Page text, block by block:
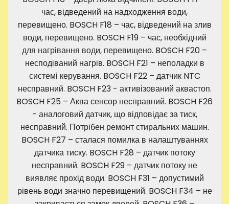
час, відведений на надходження води,
перевищено. BOSCH F18 – час, відведений на злив
води, перевищено. BOSCH F19 – час, необхідний
для нагрівання води, перевищено. BOSCH F20 –
несподіваний нагрів. BOSCH F21 – неполадки в
системі керування. BOSCH F22 – датчик NTC
несправний. BOSCH F23 - активізований аквастоп.
BOSCH F25 – Аква сенсор несправний. BOSCH F26
- аналоговий датчик, що відповідає за тиск,
несправний. Потрібен ремонт стиральних машин.
BOSCH F27 – сталася помилка в налаштуваннях
датчика тиску. BOSCH F28 – датчик потоку
несправний. BOSCH F29 – датчик потоку не
виявляє прохід води. BOSCH F31 – допустимий
рівень води значно перевищений. BOSCH F34 – не